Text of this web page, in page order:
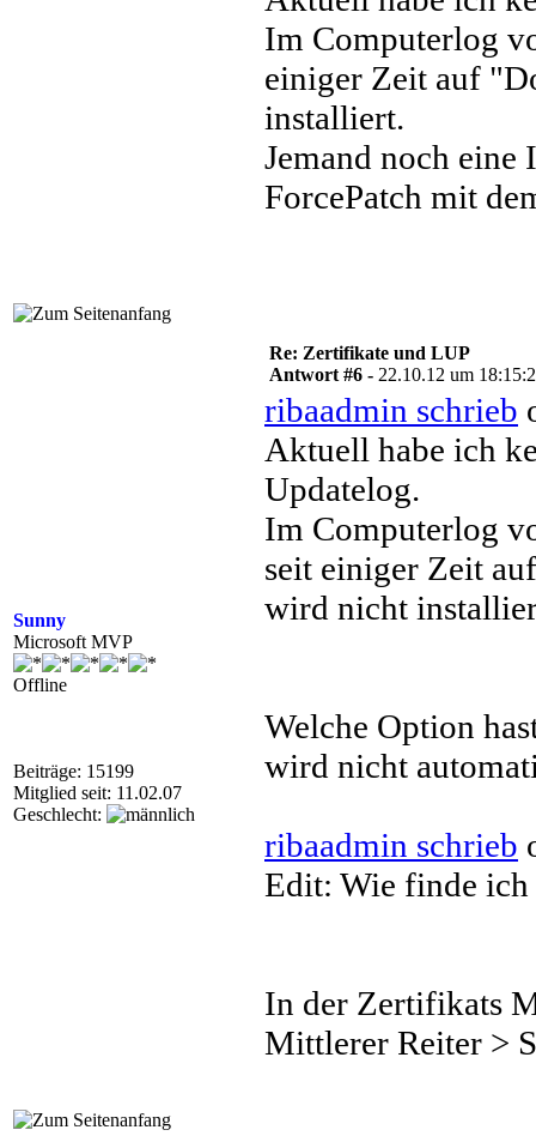
Im Computerlog
einiger Zeit auf
installiert.
Jemand noch eine
ForcePatch mit
Sunny
Microsoft MVP
Offline
Beiträge: 15199
Mitglied seit: 11.02.07
Geschlecht:
Re: Zertifikate und LUP
Antwort #6 - 22.10.12 um
ribaadmin schrieb
Aktuell habe ich
Updatelog.
Im Computerlog
seit einiger Zeit
wird nicht
Welche Option
wird nicht
ribaadmin schrieb
Edit: Wie finde ich
In der Zertifikats
Mittlerer Reiter >